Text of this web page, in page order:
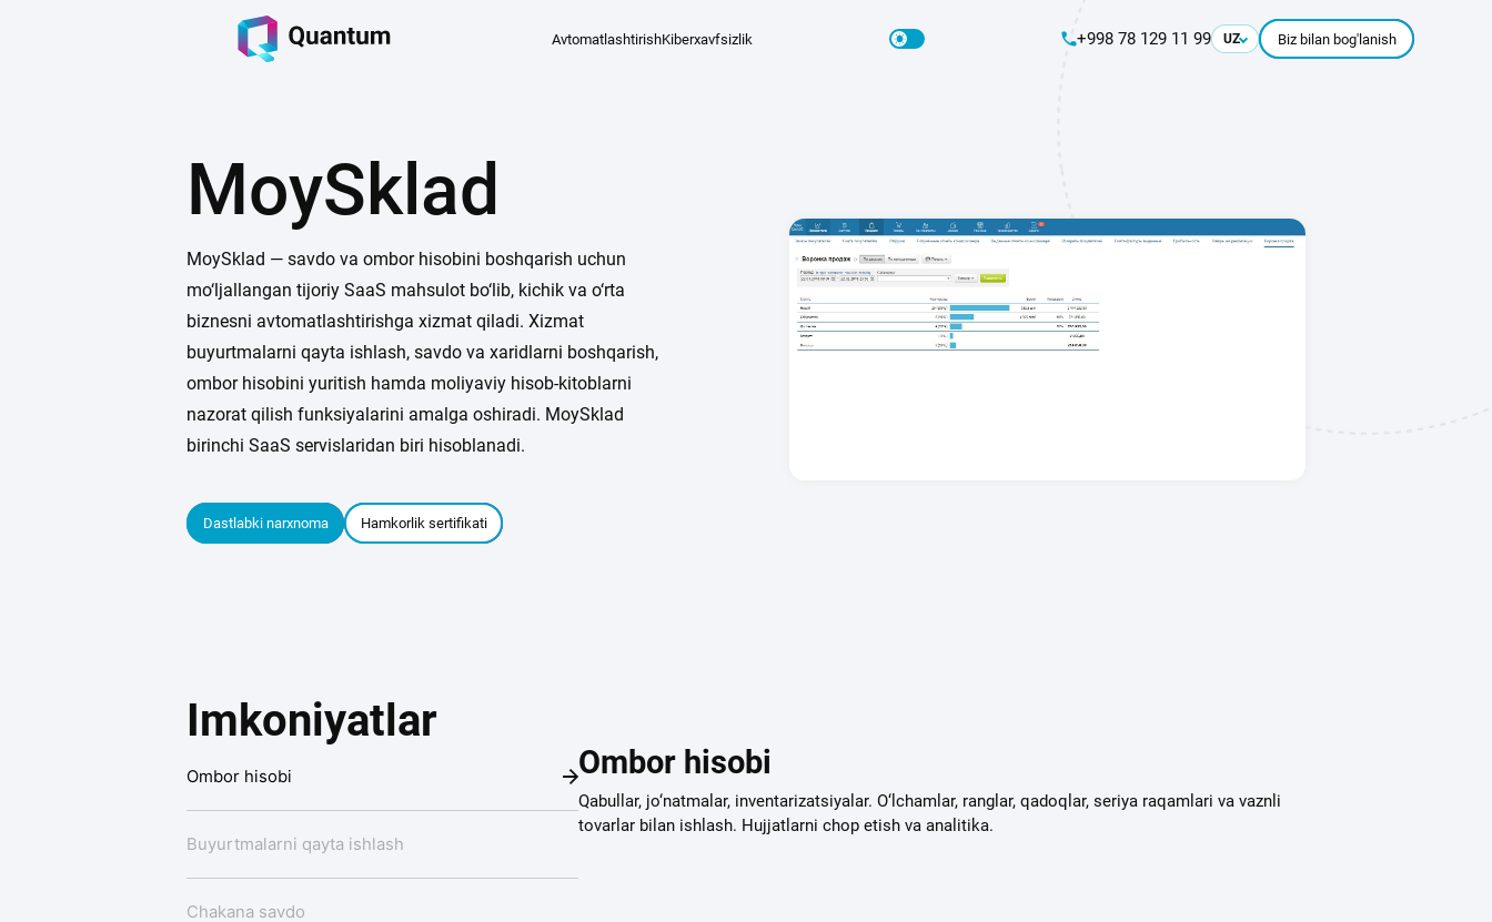
AvtomatlashtirishKiberxavfsizlik +998 78 129 11 99 UZ Biz bilan bog'lanish
MoySklad
MoySklad — savdo va ombor hisobini boshqarish uchun
mo‘ljallangan tijoriy SaaS mahsulot bo‘lib, kichik va o‘rta
biznesni avtomatlashtirishga xizmat qiladi. Xizmat
buyurtmalarni qayta ishlash, savdo va xaridlarni boshqarish,
ombor hisobini yuritish hamda moliyaviy hisob-kitoblarni
nazorat qilish funksiyalarini amalga oshiradi. MoySklad
birinchi SaaS servislaridan biri hisoblanadi.
Dastlabki narxnoma Hamkorlik sertifikati
Imkoniyatlar
Ombor hisobi
Buyurtmalarni qayta ishlash
Chakana savdo
Ombor hisobi
Qabullar, jo‘natmalar, inventarizatsiyalar. O‘lchamlar, ranglar, qadoqlar, seriya raqamlari va vaznli
tovarlar bilan ishlash. Hujjatlarni chop etish va analitika.